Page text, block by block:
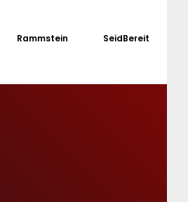
Rammstein SeidBereit